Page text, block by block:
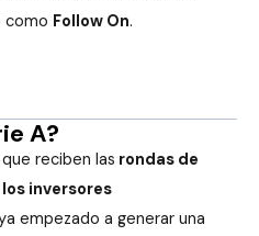
como Follow On.
A?
reciben las rondas de
inversores
empezado a generar una